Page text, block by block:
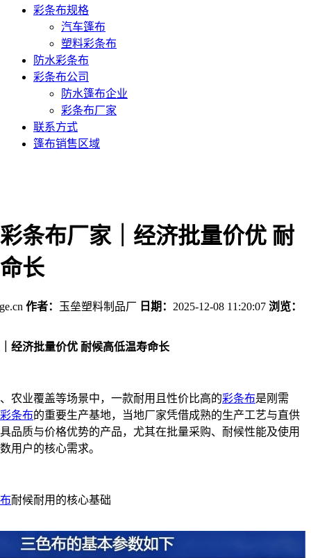
彩条布规格
汽车篷布
塑料彩条布
防水彩条布
彩条布公司
防水篷布企业
彩条布厂家
联系方式
篷布销售区域
条布厂家｜经济批量价优 耐
长
作者： 玉垒塑料制品厂 日期： 2025-12-08 11:20:07 浏览：
经济批量价优 耐候高低温寿命长
农业覆盖等场景中，一款耐用且性价比高的彩条布是刚需
条布的重要生产基地，当地厂家凭借成熟的生产工艺与直供
品质与价格优势的产品，尤其在批量采购、耐候性能及使用
用户的核心需求。
耐候耐用的核心基础